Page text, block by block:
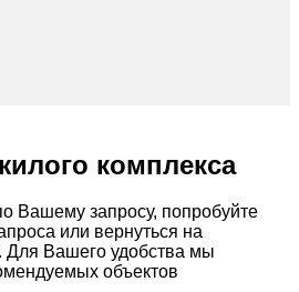
комплекса
Вашему запросу, попробуйте
или вернуться на
Для Вашего удобства мы
объектов